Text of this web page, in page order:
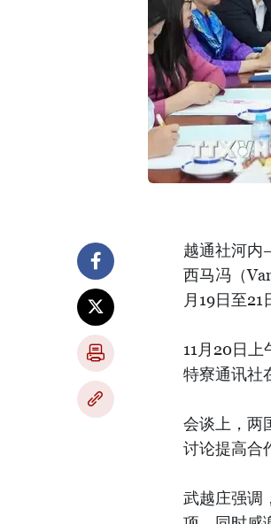
越通社河内
西马冯（
月19日至21
11月20日
特寮通讯社
会谈上，两
讨论提高合
武越庄强调